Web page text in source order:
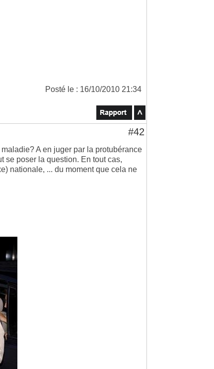
Posté le : 16/10/2010 21:34
#42
A en juger par la protubérance
se poser la question. En tout cas,
nationale, ... du moment que cela ne